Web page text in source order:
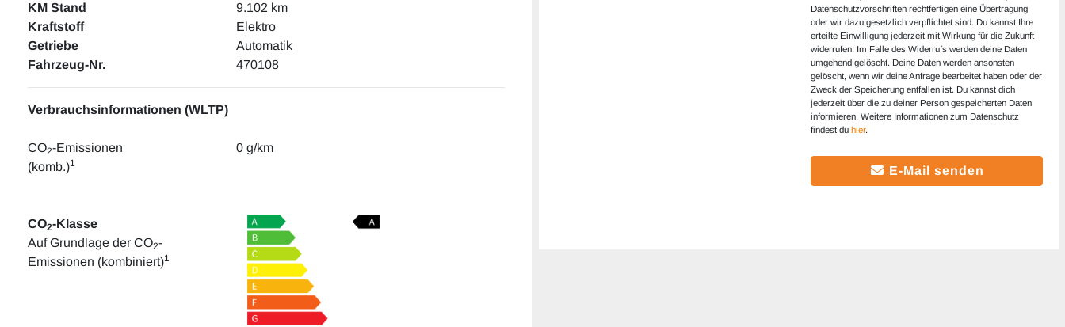
KM Stand
9.102 km
Kraftstoff
Elektro
Getriebe
Automatik
Fahrzeug-Nr.
470108
Verbrauchsinformationen (WLTP)
CO2-Emissionen
(komb.)1
0 g/km
CO2-Klasse
Auf Grundlage der CO2-
Emissionen (kombiniert)1
Datenschutzvorschriften rechtfertigen eine Übertragung
oder wir dazu gesetzlich verpflichtet sind. Du kannst Ihre
erteilte Einwilligung jederzeit mit Wirkung für die Zukunft
widerrufen. Im Falle des Widerrufs werden deine Daten
umgehend gelöscht. Deine Daten werden ansonsten
gelöscht, wenn wir deine Anfrage bearbeitet haben oder der
Zweck der Speicherung entfallen ist. Du kannst dich
jederzeit über die zu deiner Person gespeicherten Daten
informieren. Weitere Informationen zum Datenschutz
findest du hier.
E-Mail senden